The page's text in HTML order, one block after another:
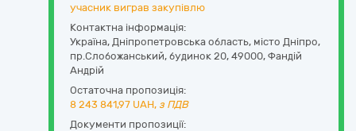
учасник виграв закупівлю
Контактна інформація:
Україна, Дніпропетровська область, місто Дніпро,
пр.Слобожанський, будинок 20, 49000, Фандій
Андрій
Остаточна пропозиція:
8 243 841,97 UAH, з ПДВ
Документи пропозиції: